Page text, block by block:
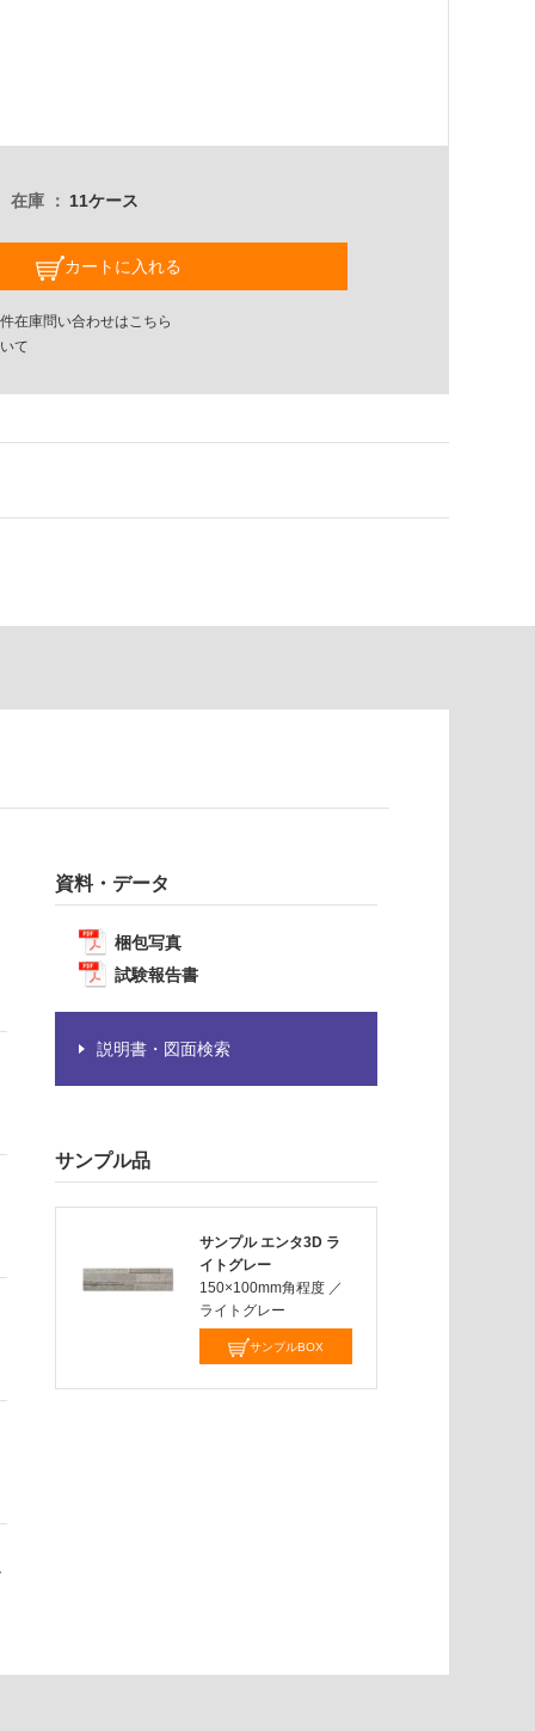
在庫 11ケース
カートに入れる
在庫問い合わせはこちら
て
資料・データ
梱包写真
試験報告書
説明書・図面検索
サンプル品
サンプル エンタ3D ラ
イトグレー
150×100mm角程度 ／
ライトグレー
サンプルBOX